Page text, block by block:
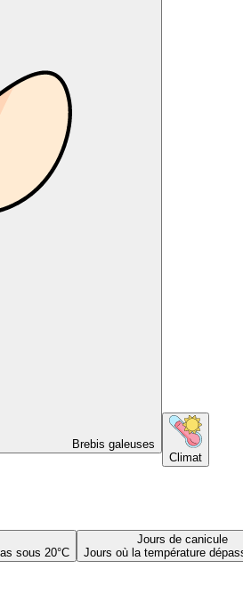
Brebis galeuses
Climat
sous 20°C
Jours de canicule
Jours où la température